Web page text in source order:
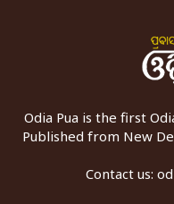
Odia Pua is the first
Published from New
Contact us: